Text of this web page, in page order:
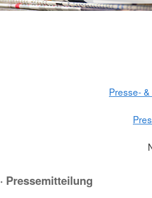
Presse-
· Pressemitteilung